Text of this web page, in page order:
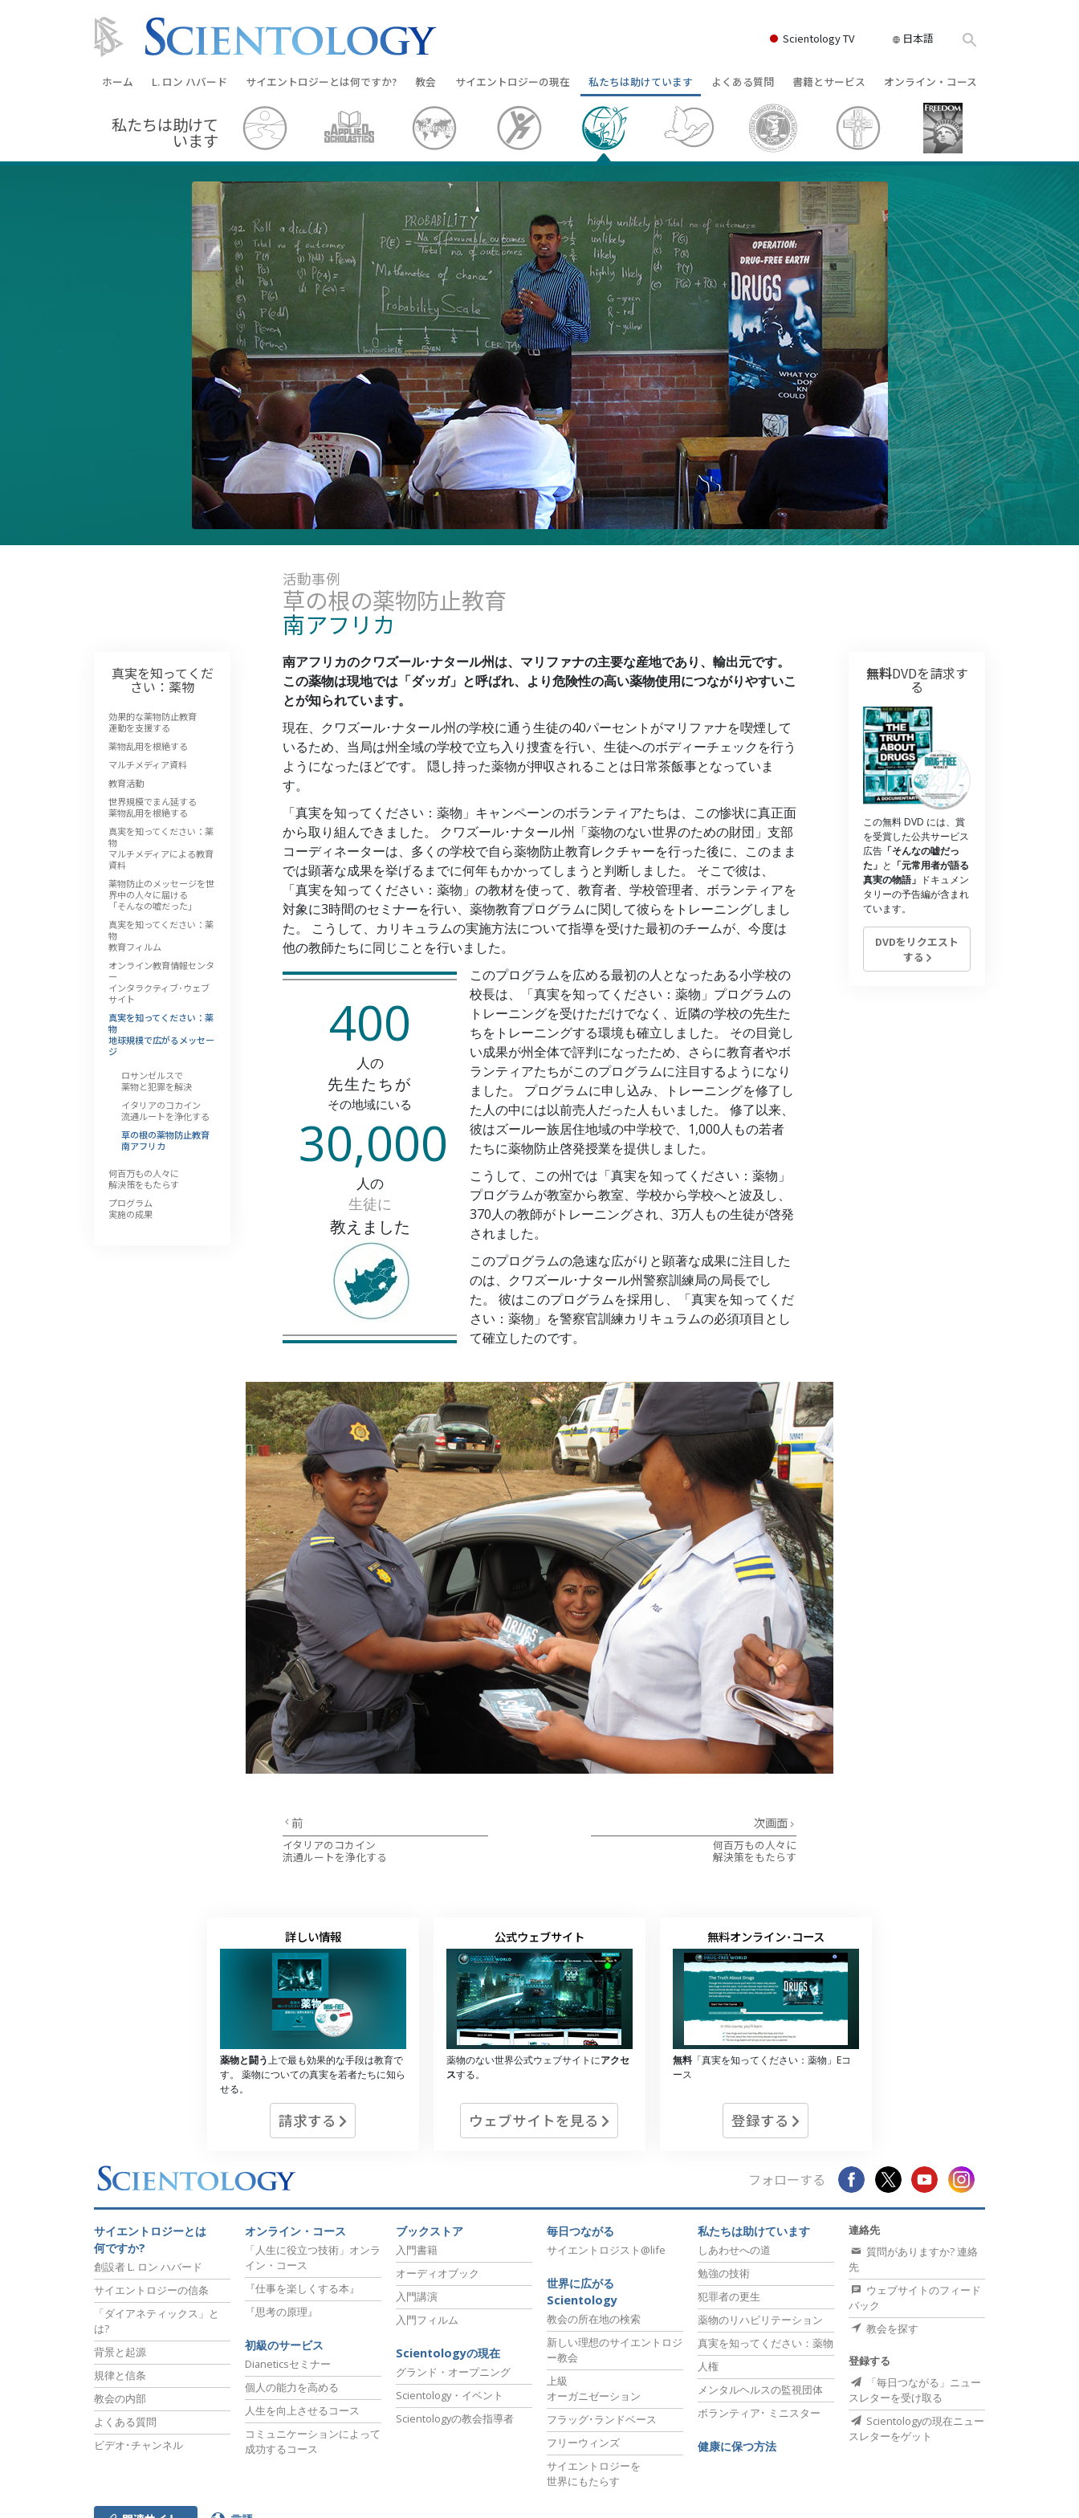
Scientology TV 日本語
ホーム L. ロン ハバード サイエントロジーとは何ですか?
信条と実践
サイエントロジーの信条と規律
サイエントロジストたちが語るサイエ
ントロジー
サイエントロジストに会いましょう
教会の内部
サイエントロジーの基本原理
ダイアネティックスの紹介
愛と憎しみ ―
偉大さとは何か?
教会
教会を探す
新しい理想のサイエントロジー教会
上級
オーガニゼーション
フラッグ･ランド･ベース
フリーウィンズ
サイエントロジーを
世界にもたらす
サイエントロジーの現在
グランド・オープニング
Scientology・イベント
デビッド･ミスキャベッジ氏—
Scientologyの教会指導者
私たちは助けています
しあわせへの道
アプライド･スカラスティックス
クリミノン
ナルコノン
真実を知ってください：薬物
ユナイテッド･フォー･ヒューマンライ
ツ
市民の人権擁護の会
サイエントロジー･ボランティア･ミニ
スター
よくある質問
背景と基本原理
教会の内部
サイエントロジーの組織
書籍とサービス
入門の書籍
オーディオブック
一般向け講演
入門フィルム
初級のサービス
オンライン・コース
どのように対立を解決するか
存在のダイナミックス
理解を構成するもの
危険な環境に対する解決策
病気やけがのためのアシスト
高潔さと正直さ
結婚
感情のトーン・スケール
薬物に対する解決策
子ども
職場のためのツール
エシックスとコンディション
抑圧の原因
調査
私たちは助けて
います
活動事例
草の根の薬物防止教育
南アフリカ
南アフリカのクワズール･ナタール州は、マリファナの主要な産地であり、輸出元です。
この薬物は現地では「ダッガ」と呼ばれ、より危険性の高い薬物使用につながりやすいこ
とが知られています。
現在、クワズール･ナタール州の学校に通う生徒の40パーセントがマリファナを喫煙して
いるため、当局は州全域の学校で立ち入り捜査を行い、生徒へのボディーチェックを行う
ようになったほどです。 隠し持った薬物が押収されることは日常茶飯事となっていま
す。
「真実を知ってください：薬物」キャンペーンのボランティアたちは、この惨状に真正面
から取り組んできました。 クワズール･ナタール州「薬物のない世界のための財団」支部
コーディネーターは、多くの学校で自ら薬物防止教育レクチャーを行った後に、このまま
では顕著な成果を挙げるまでに何年もかかってしまうと判断しました。 そこで彼は、
「真実を知ってください：薬物」の教材を使って、教育者、学校管理者、ボランティアを
対象に3時間のセミナーを行い、薬物教育プログラムに関して彼らをトレーニングしまし
た。 こうして、カリキュラムの実施方法について指導を受けた最初のチームが、今度は
他の教師たちに同じことを行いました。
400
人の
先生たちが
その地域にいる
30,000
人の
生徒に
教えました
このプログラムを広める最初の人となったある小学校の
校長は、「真実を知ってください：薬物」プログラムの
トレーニングを受けただけでなく、近隣の学校の先生た
ちをトレーニングする環境も確立しました。 その目覚し
い成果が州全体で評判になったため、さらに教育者やボ
ランティアたちがこのプログラムに注目するようになり
ました。 プログラムに申し込み、トレーニングを修了し
た人の中には以前売人だった人もいました。 修了以来、
彼はズールー族居住地域の中学校で、1,000人もの若者
たちに薬物防止啓発授業を提供しました。
こうして、この州では「真実を知ってください：薬物」
プログラムが教室から教室、学校から学校へと波及し、
370人の教師がトレーニングされ、3万人もの生徒が啓発
されました。
このプログラムの急速な広がりと顕著な成果に注目した
のは、クワズール･ナタール州警察訓練局の局長でし
た。 彼はこのプログラムを採用し、「真実を知ってくだ
さい：薬物」を警察官訓練カリキュラムの必須項目とし
て確立したのです。
前
イタリアのコカイン
流通ルートを浄化する
次画面
何百万もの人々に
解決策をもたらす
真実を知ってくだ
さい：薬物
効果的な薬物防止教育
運動を支援する
薬物乱用を根絶する
マルチメディア資料
教育活動
世界規模でまん延する
薬物乱用を根絶する
真実を知ってください：薬
物
マルチメディアによる教育
資料
薬物防止のメッセージを世
界中の人々に届ける
「そんなの嘘だった」
真実を知ってください：薬
物
教育フィルム
オンライン教育情報センタ
ー
インタラクティブ･ウェブ
サイト
真実を知ってください：薬
物
地球規模で広がるメッセー
ジ
ロサンゼルスで
薬物と犯罪を解決
イタリアのコカイン
流通ルートを浄化する
草の根の薬物防止教育
南アフリカ
何百万もの人々に
解決策をもたらす
プログラム
実施の成果
無料DVDを請求す
る
この無料 DVD には、賞
を受賞した公共サービス
広告 「そんなの嘘だっ
た」 と 「元常用者が語る
真実の物語」 ドキュメン
タリーの予告編が含まれ
ています。
DVDをリクエスト
する
詳しい情報
薬物と闘う上で最も効果的な手段は教育で
す。 薬物についての真実を若者たちに知ら
せる。
請求する
公式ウェブサイト
薬物のない世界公式ウェブサイトにアクセ
スする。
ウェブサイトを見る
無料オンライン･コース
無料「真実を知ってください：薬物」Eコ
ース
登録する
フォローする
サイエントロジーとは
何ですか?
創設者 L. ロン ハバード
サイエントロジーの信条
「ダイアネティックス」と
は?
背景と起源
規律と信条
教会の内部
よくある質問
ビデオ･チャンネル
オンライン・コース
「人生に役立つ技術」オンラ
イン・コース
『仕事を楽しくする本』
『思考の原理』
初級のサービス
Dianeticsセミナー
個人の能力を高める
人生を向上させるコース
コミュニケーションによって
成功するコース
ブックストア
入門書籍
オーディオブック
入門講演
入門フィルム
Scientologyの現在
グランド・オープニング
Scientology・イベント
Scientologyの教会指導者
毎日つながる
サイエントロジスト@life
世界に広がる
Scientology
教会の所在地の検索
新しい理想のサイエントロジ
ー教会
上級
オーガニゼーション
フラッグ･ランドベース
フリーウィンズ
サイエントロジーを
世界にもたらす
私たちは助けています
しあわせへの道
勉強の技術
犯罪者の更生
薬物のリハビリテーション
真実を知ってください：薬物
人権
メンタルヘルスの監視団体
ボランティア･ ミニスター
健康に保つ方法
連絡先
質問がありますか? 連絡
先
ウェブサイトのフィード
バック
教会を探す
登録する
「毎日つながる」ニュー
スレターを受け取る
Scientologyの現在ニュー
スレターをゲット